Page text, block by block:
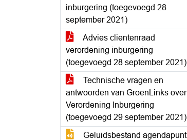
inburgering (toegevoegd 28
september 2021)
Advies clientenraad
verordening inburgering
(toegevoegd 28 september 2021)
Technische vragen en
antwoorden van GroenLinks over
Verordening Inburgering
(toegevoegd 29 september 2021)
Geluidsbestand agendapunt